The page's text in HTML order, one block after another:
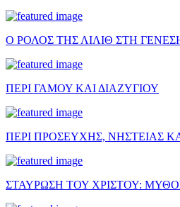
Ο ΡΟΛΟΣ ΤΗΣ ΛΙΛΙΘ ΣΤΗ
ΠΕΡΙ ΓΑΜΟΥ ΚΑΙ ΔΙΑΖΥΓΙΟΥ
ΠΕΡΙ ΠΡΟΣΕΥΧΗΣ, ΝΗΣΤΕΙΑΣ
ΣΤΑΥΡΩΣΗ ΤΟΥ ΧΡΙΣΤΟΥ: